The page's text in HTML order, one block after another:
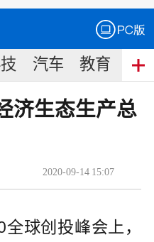
汽车 教育 食
济生态生产总
2020-09-14 15:07
球创投峰会上，